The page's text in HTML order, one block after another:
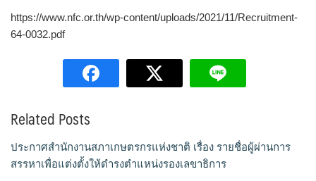
Search
for:
https://www.nfc.or.th/wp-content/uploads/2021/11/Recruitment-
64-0032.pdf
Related Posts
ประกาศสำนักงานสภาเกษตรกรแห่งชาติ เรื่อง รายชื่อผู้ผ่านการ
สรรหาเพื่อแต่งตั้งให้ดำรงตำแหน่งรองเลขาธิการ